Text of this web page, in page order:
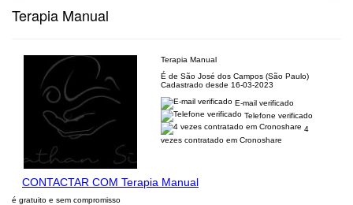
Terapia Manual
Terapia Manual
É de São José dos Campos (São Paulo)
Cadastrado desde 16-03-2023
E-mail verificado
Telefone verificado
4
vezes contratado em Cronoshare
CONTACTAR COM Terapia Manual
é gratuito e sem compromisso